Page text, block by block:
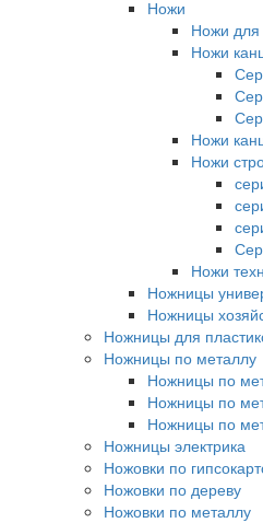
Ножи
Ножи для
Ножи
Ножи
Ножи
Ножи
Ножницы
Ножницы
Ножницы для
Ножницы по металлу
Ножницы по
Ножницы по
Ножницы по
Ножницы электрика
Ножовки по
Ножовки по дереву
Ножовки по металлу